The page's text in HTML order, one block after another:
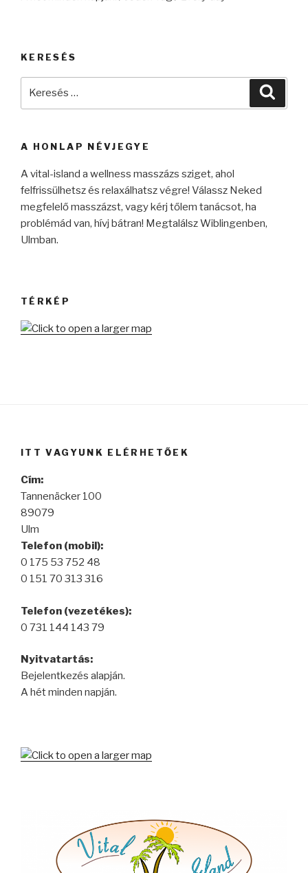
KERESÉS
A HONLAP NÉVJEGYE
A vital-island a wellness masszázs sziget, ahol
felfrissülhetsz és relaxálhatsz végre! Válassz Neked
megfelelő masszázst, vagy kérj tőlem tanácsot, ha
problémád van, hívj bátran! Megtalálsz Wiblingenben,
Ulmban.
TÉRKÉP
ITT VAGYUNK ELÉRHETŐEK
Cím:
Tannenäcker 100
89079
Ulm
Telefon (mobil):
0 175 53 752 48
0 151 70 313 316
Telefon (vezetékes):
0 731 144 143 79
Nyitvatartás:
Bejelentkezés alapján.
A hét minden napján.